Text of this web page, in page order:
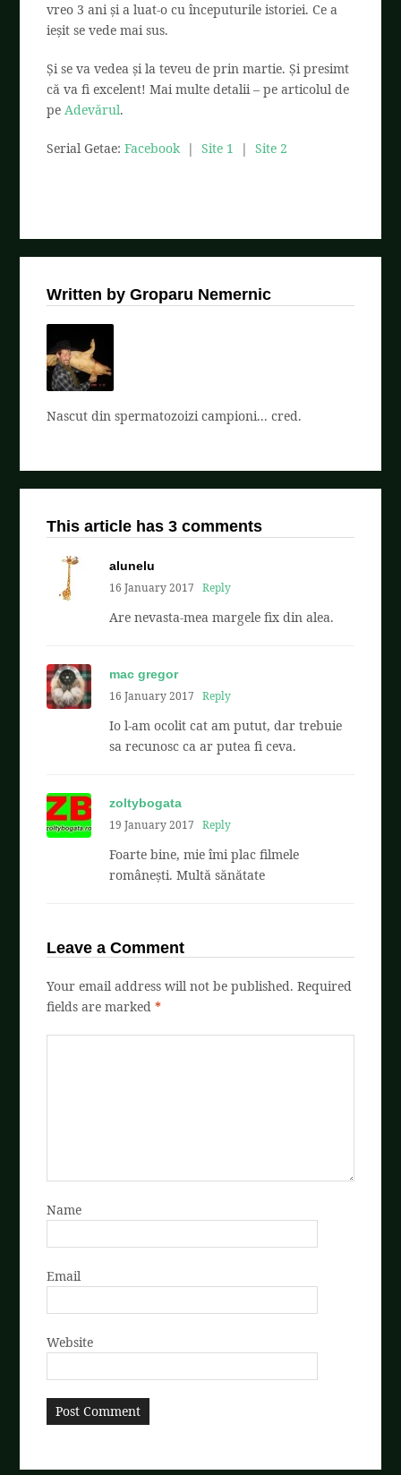
vreo 3 ani și a luat-o cu începuturile istoriei. Ce a
ieșit se vede mai sus.
Și se va vedea și la teveu de prin martie. Și presimt
că va fi excelent! Mai multe detalii – pe articolul de
peAdevărul.
Serial Getae:Facebook|Site 1 |Site 2
Written by Groparu Nemernic
Nascut din spermatozoizi campioni... cred.
This article has 3 comments
alunelu
16 January 2017
Reply
Are nevasta-mea margele fix din alea.
mac gregor
16 January 2017
Reply
Io l-am ocolit cat am putut, dar trebuie
sa recunosc ca ar putea fi ceva.
zoltybogata
19 January 2017
Reply
Foarte bine, mie îmi plac filmele
românești. Multă sănătate
Leave a Comment
Your email address will not be published. Required
fields are marked*
Name
Email
Website